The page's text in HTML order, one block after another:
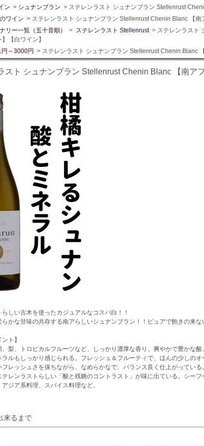
ン > シュナンブラン > ステレンラスト シュナンブラン Stellenrust
ワイン > ステレンラスト シュナンブラン Stellenrust Chenin Blanc 【南
リー一覧（五十音順） > ステレンラスト Stellenrust > ステレンラスト
【白ワイン】
～3000円 > ステレンラスト シュナンブラン Stellenrust Chenin Blanc
スト シュナンブラン Stellenrust Chenin Blanc 【南ア
しい古木を使ったカジュアルなコスパ白！！
かな甘味の共存する南アらしいシュナンブラン！！ピュアで飽きの来な
ト】
、梨、トロピカルフルーツなど、しっかり濃厚な香り。爽やかで豊かな
ラルもしっかり感じられる。フレッシュ＆フルーティで、ほんの少しの
フレッシュさを保ちながら、なめらかなで、バランス良く仕上がってい
テレンラストらしい「酸と残糖のコントラスト」が味に出ている。シー
ジア系料理、スパイス料理など。
来るまで